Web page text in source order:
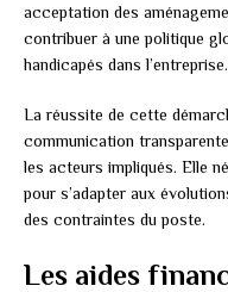
acceptation des
contribuer à une politique
handicapés dans l’entreprise.
La réussite de cette
communication
les acteurs impliqués. Elle
pour s’adapter aux
des contraintes du poste.
Les aides